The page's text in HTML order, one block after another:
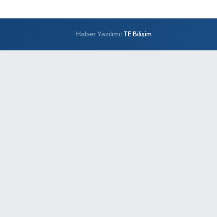
Haber Yazılımı: TE Bilişim